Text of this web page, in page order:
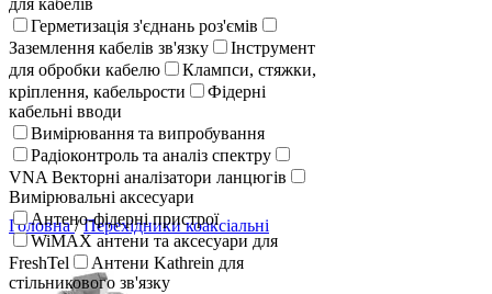
для кабелів
Герметизація з'єднань роз'ємів
Заземлення кабелів зв'язку
Інструмент
для обробки кабелю
Клампси, стяжки,
кріплення, кабельрости
Фідерні
кабельні вводи
Вимірювання та випробування
Радіоконтроль та аналіз спектру
VNA Векторні аналізатори ланцюгів
Вимірювальні аксесуари
Антено-фідерні пристрої
WiMAX антени та аксесуари для
FreshTel
Антени Kathrein для
стільникового зв'язку
Головна/ Перехідники коаксіальні